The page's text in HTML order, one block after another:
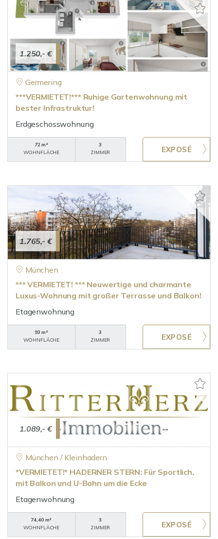
1.250,- €
Germering
***VERMIETET!*** Ruhige Gartenwohnung mit
bester Infrastruktur!
Erdgeschosswohnung
72 m²
WOHNFLÄCHE
3
ZIMMER
1.765,- €
München
*** VERMIETET! *** Neuwertige und charmante
Luxus-Wohnung mit großer Terrasse und Balkon!
Etagenwohnung
93 m²
WOHNFLÄCHE
3
ZIMMER
1.089,- €
München / Kleinhadern
*VERMIETET!* HADERNER STERN: Für Sportlich,
mit Balkon und U-Bahn um die Ecke
Etagenwohnung
74,40 m²
WOHNFLÄCHE
3
ZIMMER